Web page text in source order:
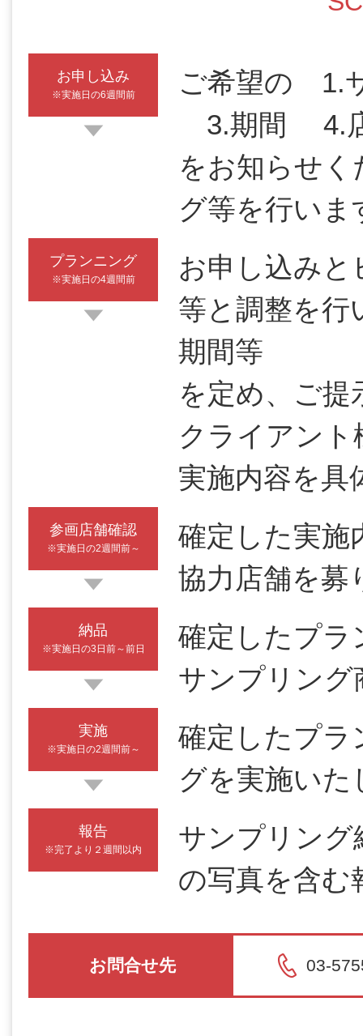
お申し込み
※実施日の6週間前
ご希望の 1.
3.期間 4.
をお知らせ
グ等を行いま
プランニング
※実施日の4週間前
お申し込みと
等と調整を行
期間等
を定め、ご
クライアン
実施内容を具
参画店舗確認
※実施日の2週間前～
確定した実施
協力店舗を募
納品
※実施日の3日前～前日
確定したプラ
サンプリング
実施
※実施日の2週間前～
確定したプラ
グを実施いた
報告
※完了より２週間以内
サンプリング
の写真を含む
お問合せ先 03-